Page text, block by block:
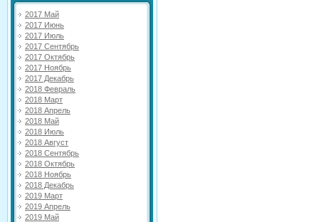
2017 Май
2017 Июнь
2017 Июль
2017 Сентябрь
2017 Октябрь
2017 Ноябрь
2017 Декабрь
2018 Февраль
2018 Март
2018 Апрель
2018 Май
2018 Июль
2018 Август
2018 Сентябрь
2018 Октябрь
2018 Ноябрь
2018 Декабрь
2019 Март
2019 Апрель
2019 Май